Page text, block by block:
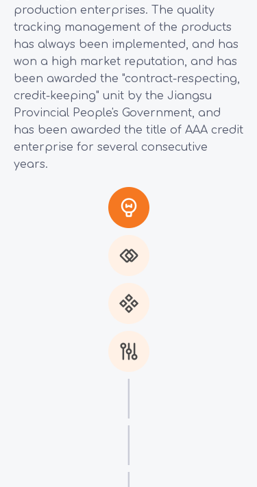
production enterprises. The quality
tracking management of the products
has always been implemented, and has
won a high market reputation, and has
been awarded the "contract-respecting,
credit-keeping" unit by the Jiangsu
Provincial People's Government, and
has been awarded the title of AAA credit
enterprise for several consecutive
years.